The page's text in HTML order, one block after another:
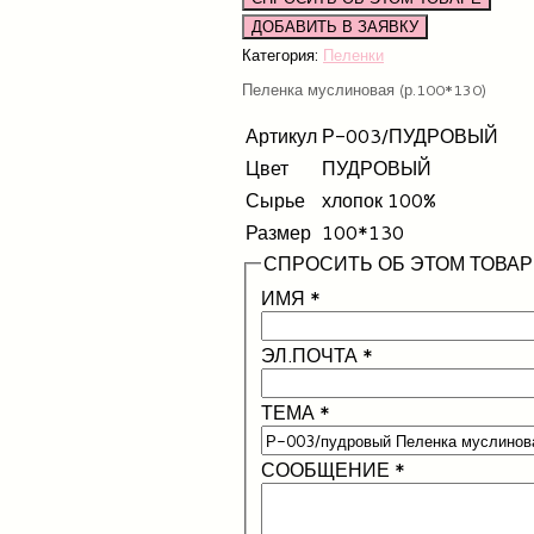
Категория: Пеленки
Пеленка муслиновая (р.100*130)
Артикул Р-003/ПУДРОВЫЙ
Цвет
ПУДРОВЫЙ
Сырье
хлопок 100%
Размер 100*130
СПРОСИТЬ ОБ ЭТОМ
ИМЯ *
ЭЛ.ПОЧТА *
ТЕМА *
СООБЩЕНИЕ *